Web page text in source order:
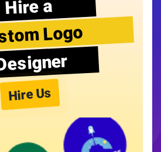
Hire a
Logo
Hire Us